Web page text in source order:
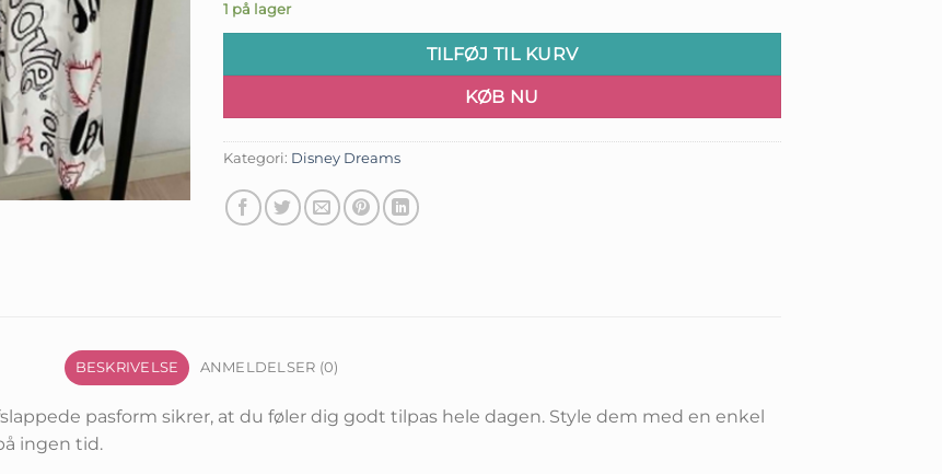
1 på lager
TILFØJ TIL KURV
KØB NU
Kategori: Disney Dreams
BESKRIVELSE ANMELDELSER (0)
pasform sikrer, at du føler dig godt tilpas hele dagen. Style dem med en enkel
ingen tid.